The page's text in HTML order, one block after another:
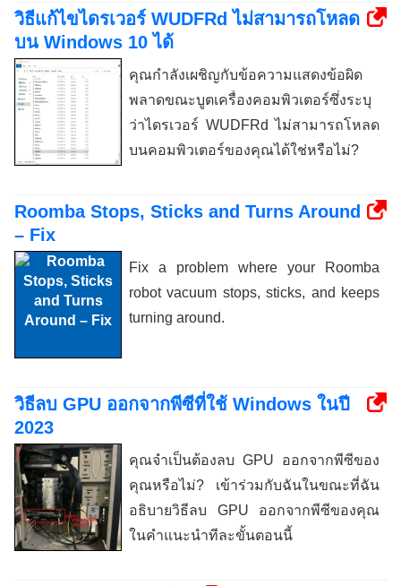
วิธีแก้ไขไดรเวอร์ WUDFRd ไม่สามารถโหลด
บน Windows 10 ได้
คุณกำลังเผชิญกับข้อความแสดงข้อผิด
พลาดขณะบูตเครื่องคอมพิวเตอร์ซึ่งระบุ
ว่าไดรเวอร์ WUDFRd ไม่สามารถโหลด
บนคอมพิวเตอร์ของคุณได้ใช่หรือไม่?
Roomba Stops, Sticks and Turns Around
– Fix
Fix a problem where your Roomba
robot vacuum stops, sticks, and keeps
turning around.
วิธีลบ GPU ออกจากพีซีที่ใช้ Windows ในปี
2023
คุณจำเป็นต้องลบ GPU ออกจากพีซีของ
คุณหรือไม่? เข้าร่วมกับฉันในขณะที่ฉัน
อธิบายวิธีลบ GPU ออกจากพีซีของคุณ
ในคำแนะนำทีละขั้นตอนนี้